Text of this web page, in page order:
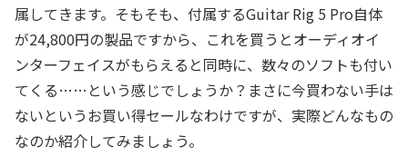
属してきます。そもそも、付属するGuitar Rig 5 Pro自体
が24,800円の製品ですから、これを買うとオーディオイ
ンターフェイスがもらえると同時に、数々のソフトも付い
てくる……という感じでしょうか？まさに今買わない手は
ないというお買い得セールなわけですが、実際どんなもの
なのか紹介してみましょう。